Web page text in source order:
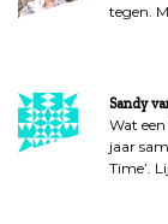
tegen.
Sandy
Wat
jaar
Time’.